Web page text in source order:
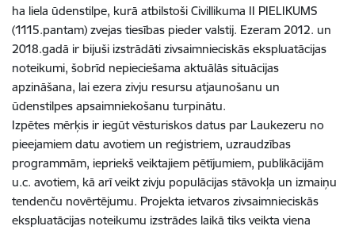
ha liela ūdenstilpe, kurā atbilstoši Civillikuma II PIELIKUMS
(1115.pantam) zvejas tiesības pieder valstij. Ezeram 2012. un
2018.gadā ir bijuši izstrādāti zivsaimnieciskās ekspluatācijas
noteikumi, šobrīd nepieciešama aktuālās situācijas
apzināšana, lai ezera zivju resursu atjaunošanu un
ūdenstilpes apsaimniekošanu turpinātu.
Izpētes mērķis ir iegūt vēsturiskos datus par Laukezeru no
pieejamiem datu avotiem un reģistriem, uzraudzības
programmām, iepriekš veiktajiem pētījumiem, publikācijām
u.c. avotiem, kā arī veikt zivju populācijas stāvokļa un izmaiņu
tendenču novērtējumu. Projekta ietvaros zivsaimnieciskās
ekspluatācijas noteikumu izstrādes laikā tiks veikta viena